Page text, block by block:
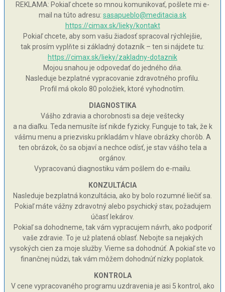
REKLAMA: Pokiaľ chcete so mnou komunikovať, pošlete mi e-
mail na túto adresu: sasapueblo@meditacia.sk
https://cimax.sk/lieky/kontakt
Pokiaľ chcete, aby som vašu žiadosť spracoval rýchlejšie,
tak prosím vyplňte si základný dotazník – ten si nájdete tu:
https://cimax.sk/lieky/zakladny-dotaznik
Mojou snahou je odpovedať do jedného dňa.
Nasleduje bezplatné vypracovanie zdravotného profilu.
Profil má okolo 80 položiek, ktoré vyhodnotím.
DIAGNOSTIKA
Vášho zdravia a chorobnosti sa deje veštecky
a na diaľku. Teda nemusíte ísť nikde fyzicky. Funguje to tak, že k
vášmu menu a priezvisku prikladám v hlave obrázky chorôb. A
ten obrázok, čo sa objaví a nechce odísť, je stav vášho tela a
orgánov.
Vypracovanú diagnostiku vám pošlem do e-mailu.
KONZULTÁCIA
Nasleduje bezplatná konzultácia, ako by bolo rozumné liečiť sa.
Pokiaľ máte vážny zdravotný alebo psychický stav, požadujem
účasť lekárov.
Pokiaľ sa dohodneme, tak vám vypracujem návrh, ako podporiť
vaše zdravie. To je už platená oblasť. Nebojte sa nejakých
vysokých cien za moje služby. Vieme sa dohodnúť. A pokiaľ ste vo
finančnej núdzi, tak vám môžem dohodnúť nízky poplatok.
KONTROLA
V cene vypracovaného programu uzdravenia je asi 5 kontrol, ako